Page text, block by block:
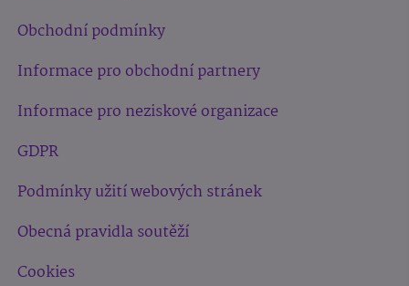
Obchodní podmínky
Informace pro obchodní partnery
Informace pro neziskové organizace
GDPR
Podmínky užití webových stránek
Obecná pravidla soutěží
Cookies